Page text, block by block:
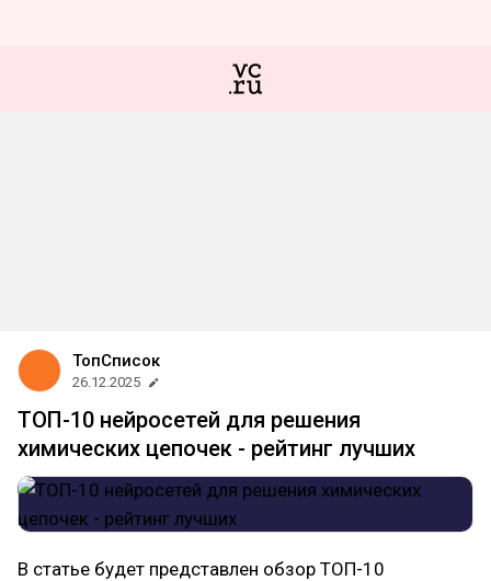
ТопСписок
26.12.2025
ТОП-10 нейросетей для решения
химических цепочек - рейтинг лучших
В статье будет представлен обзор ТОП-10